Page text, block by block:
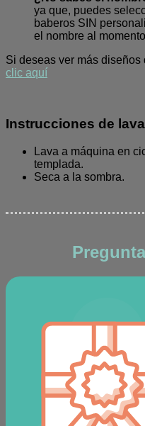
ya que, puedes
baberos SIN
el nombre al
Si deseas ver más
clic aquí
Instrucciones de
Lava a máquina en
templada.
Seca a la sombra.